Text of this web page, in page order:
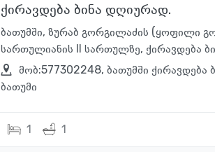
ქირავდება ბინა დღიურად.
ბათუმში, ზურაბ გორგილაძის (ყოფილი
სართულიანის II სართულზე, ქირავდება
მობ:577302248, ბათუმში
ბათუმი
1 1